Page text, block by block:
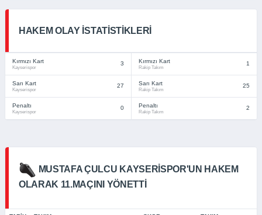
HAKEM OLAY İSTATISTIKLERI
Kırmızı Kart
Kayserispor
3 Kırmızı Kart
Rakip Takım
1
Sarı Kart
Kayserispor
27 Sarı Kart
Rakip Takım
25
Penaltı
Kayserispor
0 Penaltı
Rakip Takım
2
MUSTAFA ÇULCU KAYSERISPOR'UN HAKEM
OLARAK 11.MAÇINI YÖNETTI